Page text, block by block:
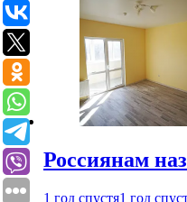
Россиянам
1 год спустя1 год